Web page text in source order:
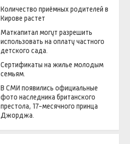
Количество приёмных родителей в
Кирове растет
Маткапитал могут разрешить
использовать на оплату частного
детского сада.
Сертификаты на жилье молодым
семьям.
В СМИ появились официальные
фото наследника британского
престола, 17-месячного принца
Джорджа.